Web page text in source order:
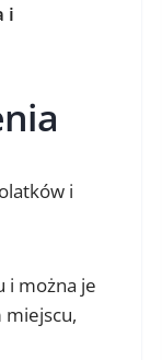
i
i
i można je
miejscu,